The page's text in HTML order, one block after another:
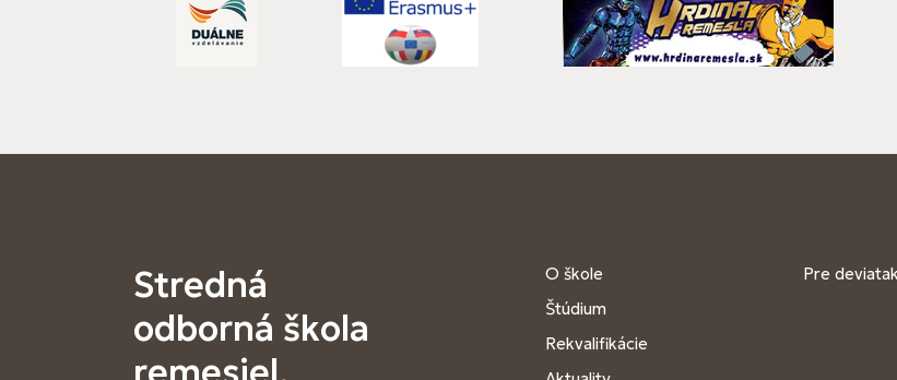
Stredná
odborná škola
O škole
Štúdium
Rekvalifikácie
Pre